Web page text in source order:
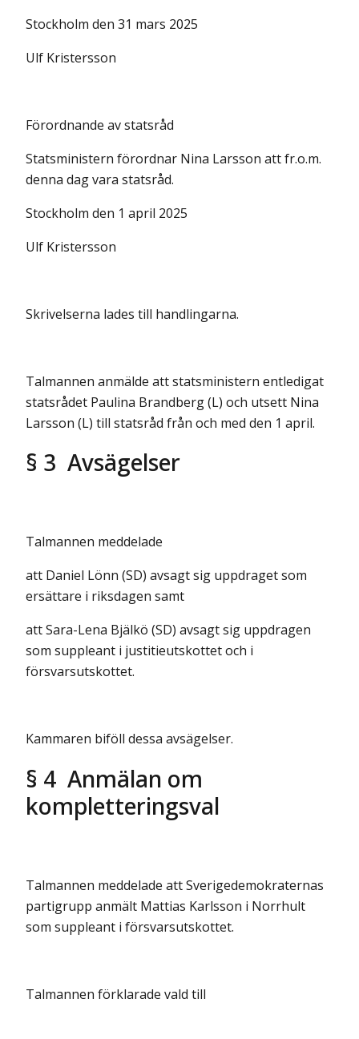
Stockholm den 31 mars 2025
Ulf Kristersson
Förordnande av statsråd
Statsministern förordnar Nina Larsson att fr.o.m.
denna dag vara statsråd.
Stockholm den 1 april 2025
Ulf Kristersson
Skrivelserna lades till handlingarna.
Talmannen anmälde att statsministern entledigat
statsrådet Paulina Brandberg (L) och utsett Nina
Larsson (L) till statsråd från och med den 1 april.
§ 3 Avsägelser
Talmannen meddelade
att Daniel Lönn (SD) avsagt sig uppdraget som
ersättare i riksdagen samt
att Sara-Lena Bjälkö (SD) avsagt sig uppdragen
som suppleant i justitieutskottet och i
försvarsutskottet.
Kammaren biföll dessa avsägelser.
§ 4 Anmälan om
kompletteringsval
Talmannen meddelade att Sverigedemokraternas
partigrupp anmält Mattias Karlsson i Norrhult
som suppleant i försvarsutskottet.
Talmannen förklarade vald till